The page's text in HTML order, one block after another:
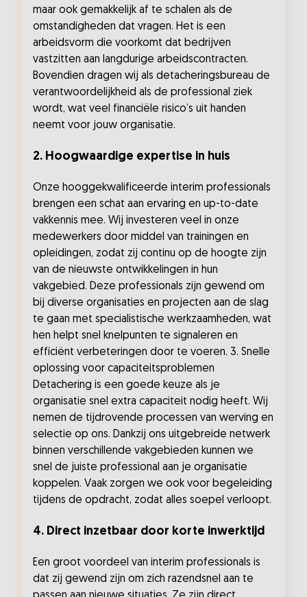
maar ook gemakkelijk af te schalen als de
omstandigheden dat vragen. Het is een
arbeidsvorm die voorkomt dat bedrijven
vastzitten aan langdurige arbeidscontracten.
Bovendien dragen wij als detacheringsbureau de
verantwoordelijkheid als de professional ziek
wordt, wat veel financiële risico’s uit handen
neemt voor jouw organisatie.
2. Hoogwaardige expertise in huis
Onze hooggekwalificeerde interim professionals
brengen een schat aan ervaring en up-to-date
vakkennis mee. Wij investeren veel in onze
medewerkers door middel van trainingen en
opleidingen, zodat zij continu op de hoogte zijn
van de nieuwste ontwikkelingen in hun
vakgebied. Deze professionals zijn gewend om
bij diverse organisaties en projecten aan de slag
te gaan met specialistische werkzaamheden, wat
hen helpt snel knelpunten te signaleren en
efficiënt verbeteringen door te voeren. 3. Snelle
oplossing voor capaciteitsproblemen
Detachering is een goede keuze als je
organisatie snel extra capaciteit nodig heeft. Wij
nemen de tijdrovende processen van werving en
selectie op ons. Dankzij ons uitgebreide netwerk
binnen verschillende vakgebieden kunnen we
snel de juiste professional aan je organisatie
koppelen. Vaak zorgen we ook voor begeleiding
tijdens de opdracht, zodat alles soepel verloopt.
4. Direct inzetbaar door korte inwerktijd
Een groot voordeel van interim professionals is
dat zij gewend zijn om zich razendsnel aan te